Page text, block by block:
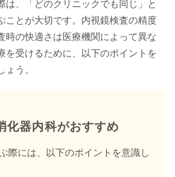
は、「どのクリニックでも同じ」と
ことが大切です。内視鏡検査の精度
時の快適さは医療機関によって異な
を受けるために、以下のポイントを
う。
化器内科がおすすめ
際には、以下のポイントを意識し